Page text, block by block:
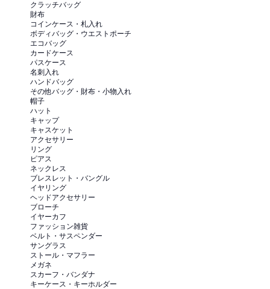
クラッチバッグ
財布
コインケース・札入れ
ボディバッグ・ウエストポーチ
エコバッグ
カードケース
パスケース
名刺入れ
ハンドバッグ
その他バッグ・財布・小物入れ
帽子
ハット
キャップ
キャスケット
アクセサリー
リング
ピアス
ネックレス
ブレスレット・バングル
イヤリング
ヘッドアクセサリー
ブローチ
イヤーカフ
ファッション雑貨
ベルト・サスペンダー
サングラス
ストール・マフラー
メガネ
スカーフ・バンダナ
キーケース・キーホルダー